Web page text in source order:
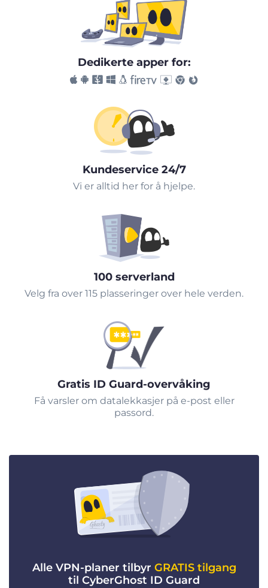
Dedikerte apper for:
Kundeservice 24/7
Vi er alltid her for å hjelpe.
100 serverland
Velg fra over 115 plasseringer over hele verden.
Gratis ID Guard-overvåking
Få varsler om datalekkasjer på e-post eller
passord.
Alle VPN-planer tilbyr GRATIS tilgang
til CyberGhost ID Guard